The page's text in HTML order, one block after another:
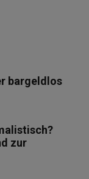
bargeldlos
zur